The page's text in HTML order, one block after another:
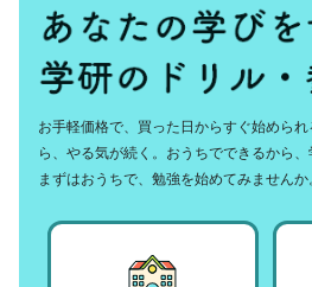
お手軽価格で、買った日からすぐ始めら
ら、やる気が続く。おうちでできるから、
まずはおうちで、勉強を始めてみませんか